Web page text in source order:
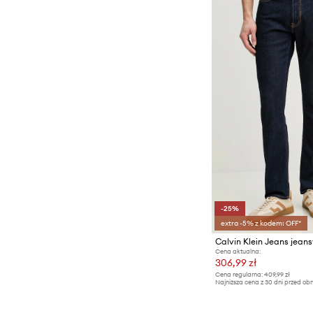
-25%
extra -5% z kodem: OFF*
Calvin Klein Jeans
Cena aktualna:
306,99 zł
Cena regularna: 409,99 zł
Najniższa cena z 30 dni przed